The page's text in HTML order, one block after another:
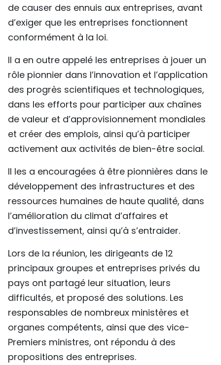
de causer des ennuis aux entreprises, avant
d’exiger que les entreprises fonctionnent
conformément à la loi.
Il a en outre appelé les entreprises à jouer un
rôle pionnier dans l’innovation et l’application
des progrès scientifiques et technologiques,
dans les efforts pour participer aux chaînes
de valeur et d’approvisionnement mondiales
et créer des emplois, ainsi qu’à participer
activement aux activités de bien-être social.
Il les a encouragées à être pionnières dans le
développement des infrastructures et des
ressources humaines de haute qualité, dans
l’amélioration du climat d’affaires et
d’investissement, ainsi qu’à s’entraider.
Lors de la réunion, les dirigeants de 12
principaux groupes et entreprises privés du
pays ont partagé leur situation, leurs
difficultés, et proposé des solutions. Les
responsables de nombreux ministères et
organes compétents, ainsi que des vice-
Premiers ministres, ont répondu à des
propositions des entreprises.